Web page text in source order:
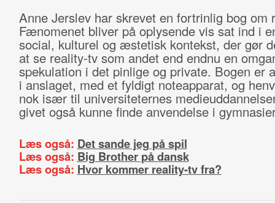
Anne Jerslev har skrevet en fortrinlig bog om
Fænomenet bliver på oplysende vis sat ind i
social, kulturel og æstetisk kontekst, der gør
at se reality-tv som andet end endnu en
spekulation i det pinlige og private. Bogen er
i anslaget, med et fyldigt noteapparat, og
nok især til universiteternes
givet også kunne finde anvendelse i
Læs også: Det sande jeg på spil
Læs også: Big Brother på dansk
Læs også: Hvor kommer reality-tv fra?